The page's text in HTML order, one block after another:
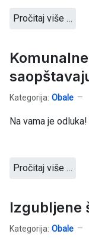
Pročitaj više …
Kategorija: Obale
Na vama je odluka!
Pročitaj više …
Izgubljene
Kategorija: Obale